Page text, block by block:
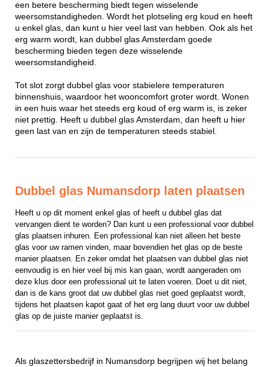
een betere bescherming biedt tegen wisselende
weersomstandigheden. Wordt het plotseling erg koud en heeft
u enkel glas, dan kunt u hier veel last van hebben. Ook als het
erg warm wordt, kan dubbel glas Amsterdam goede
bescherming bieden tegen deze wisselende
weersomstandigheid.
Tot slot zorgt dubbel glas voor stabielere temperaturen
binnenshuis, waardoor het wooncomfort groter wordt. Wonen
in een huis waar het steeds erg koud of erg warm is, is zeker
niet prettig. Heeft u dubbel glas Amsterdam, dan heeft u hier
geen last van en zijn de temperaturen steeds stabiel.
Dubbel glas Numansdorp laten plaatsen
Heeft u op dit moment enkel glas of heeft u dubbel glas dat
vervangen dient te worden? Dan kunt u een professional voor dubbel
glas plaatsen inhuren. Een professional kan niet alleen het beste
glas voor uw ramen vinden, maar bovendien het glas op de beste
manier plaatsen. En zeker omdat het plaatsen van dubbel glas niet
eenvoudig is en hier veel bij mis kan gaan, wordt aangeraden om
deze klus door een professional uit te laten voeren. Doet u dit niet,
dan is de kans groot dat uw dubbel glas niet goed geplaatst wordt,
tijdens het plaatsen kapot gaat of het erg lang duurt voor uw dubbel
glas op de juiste manier geplaatst is.
Als glaszettersbedrijf in Numansdorp begrijpen wij het belang